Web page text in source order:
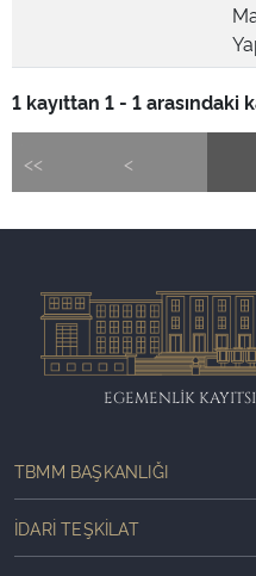
1 kayıttan 1 - 1
<< <
EGEMENLİK
TBMM BAŞKANLIĞI
İDARI TEŞKILAT